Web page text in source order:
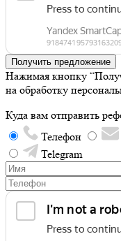
Получить предложение
Нажимая кнопку
на обработку
Куда вам отправить
Телефон
Telegram